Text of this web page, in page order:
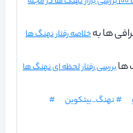
ها بهخلاصه رفتار نهنگ ها
هابررسی رفتار لحظه ای نهنگ ها
# نهنگ_بیتکوین
#